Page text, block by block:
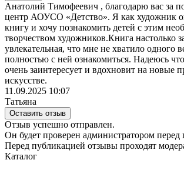
Анатолий Тимофеевич , благодарю вас за
центр АОУСО «Детство». Я как художник
книгу и хочу познакомить детей с этим
творчеством художников.Книга настолько
увлекательная, что мне не хватило одного
полностью с ней ознакомиться. Надеюсь
очень заинтересует и вдохновит на новые
искусстве.
11.09.2025 10:07
Татьяна
Оставить отзыв
Отзыв успешно отправлен.
Он будет проверен администратором перед
Перед публикацией отзывы проходят
Каталог